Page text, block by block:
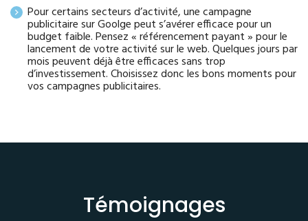
Pour certains secteurs d’activité, une campagne
publicitaire sur Goolge peut s’avérer efficace pour un
budget faible. Pensez « référencement payant » pour le
lancement de votre activité sur le web. Quelques jours par
mois peuvent déjà être efficaces sans trop
d’investissement. Choisissez donc les bons moments pour
vos campagnes publicitaires.
Témoignages